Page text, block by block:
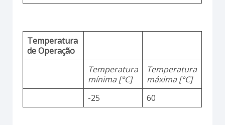
Temperatura
de Operação
Temperatura
mínima [°C]
Temperatura
máxima [°C]
-25
60